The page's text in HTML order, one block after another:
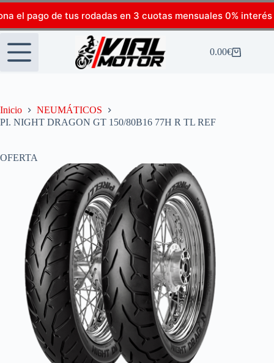
el pago de tus rodadas en 3 cuotas mensuales 0% interés
0.00€
Inicio
NEUMÁTICOS
PI. NIGHT DRAGON GT 150/80B16 77H R TL REF
OFERTA